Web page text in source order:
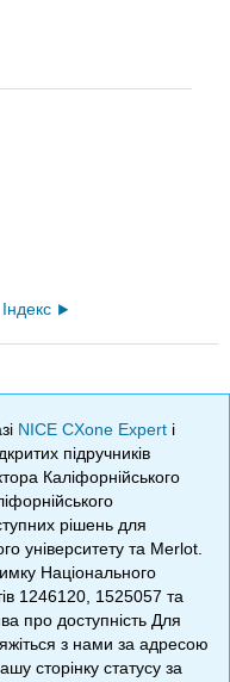
Індекс
NICE CXone Expert і
підручників
Каліфорнійського
рішень для
університету та Merlot.
Національного
1246120, 1525057 та
про доступність Для
з нами за адресою
сторінку статусу за